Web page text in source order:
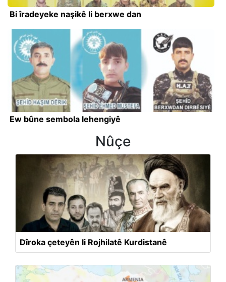
Bi îradeyeke naşikê li berxwe dan
Ew bûne sembola lehengiyê
Nûçe
Dîroka çeteyên li Rojhilatê Kurdistanê